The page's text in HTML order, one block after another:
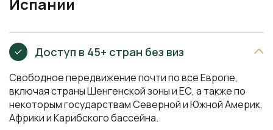
супругов и несовершеннолетних детей. Через 5 лет
гражданство Испании.
Испании
Доступ в 45+ стран без виз
Свободное передвижение почти по все Европе,
включая страны Шенгенской зоны и ЕС, а также по
некоторым государствам Северной и Южной Америк,
Африки и Карибского бассейна.